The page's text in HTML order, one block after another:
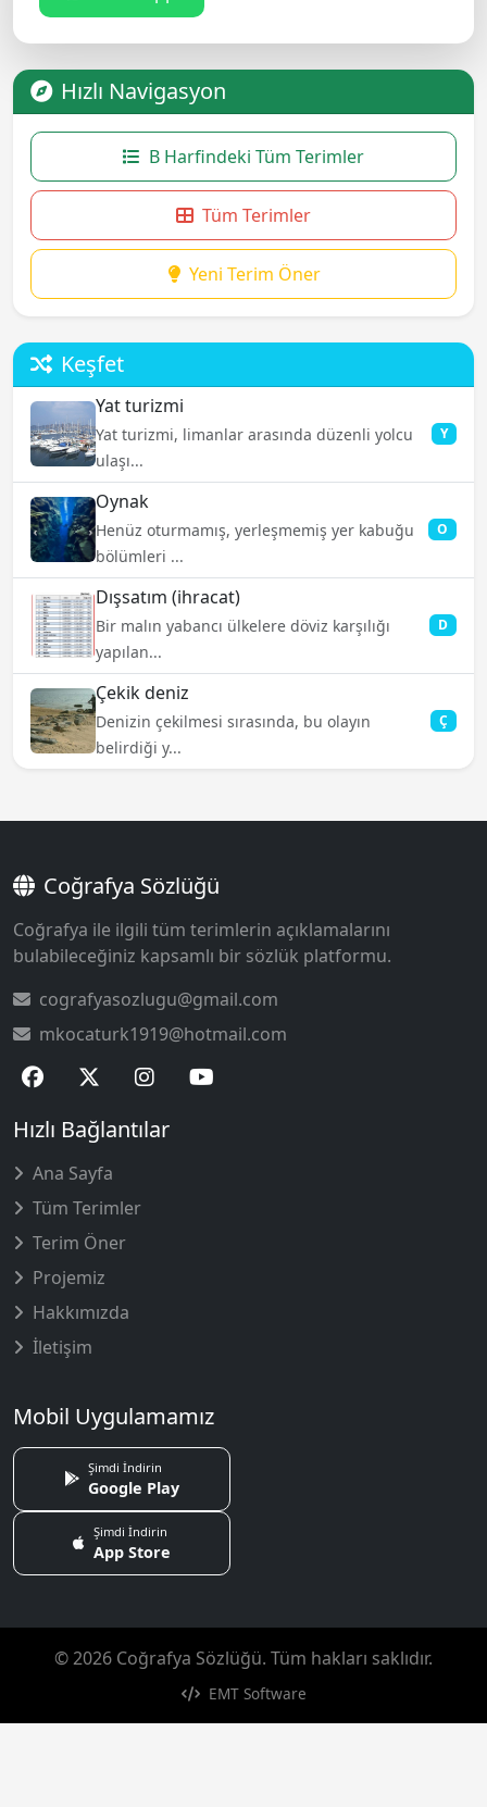
Hızlı Navigasyon
B Harfindeki Tüm Terimler
Tüm Terimler
Yeni Terim Öner
Keşfet
Yat turizmi
Yat turizmi, limanlar arasında düzenli yolcu
ulaşı...
Y
Oynak
Henüz oturmamış, yerleşmemiş yer kabuğu
bölümleri ...
O
Dışsatım (ihracat)
Bir malın yabancı ülkelere döviz karşılığı
yapılan...
D
Çekik deniz
Denizin çekilmesi sırasında, bu olayın
belirdiği y...
Ç
Coğrafya Sözlüğü
Coğrafya ile ilgili tüm terimlerin açıklamalarını
bulabileceğiniz kapsamlı bir sözlük platformu.
cografyasozlugu@gmail.com
mkocaturk1919@hotmail.com
Hızlı Bağlantılar
Ana Sayfa
Tüm Terimler
Terim Öner
Projemiz
Hakkımızda
İletişim
Mobil Uygulamamız
Şimdi İndirin
Google Play
Şimdi İndirin
App Store
© 2026 Coğrafya Sözlüğü. Tüm hakları saklıdır.
EMT Software